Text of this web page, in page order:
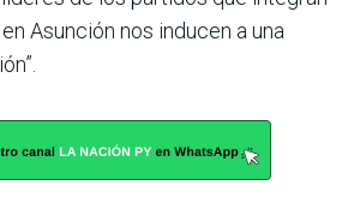
Asunción nos inducen a una